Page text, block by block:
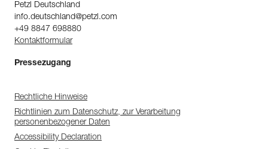
Petzl Deutschland
info.deutschland@petzl.com
+49 8847 698880
Kontaktformular
Pressezugang
Rechtliche Hinweise
Richtlinien zum Datenschutz, zur Verarbeitung
personenbezogener Daten
Accessibility Declaration